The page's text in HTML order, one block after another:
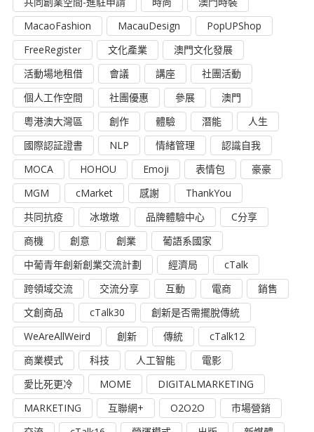
MacaoFashion
MacauDesign
PopUPShop
FreeRegister
文化產業
澳門文化發展
活動場地租借
會議 講座
社團活動
個人工作空間
社團優惠 參展
澳門
粵港澳大灣區
創作 體驗 潛能
人生
國際認証證書
NLP 情緒管理
認識自我
MOCA
HOHOU Emoji 表情包
豪豪
MGM
cMarket 感謝
ThankYou
共同抗疫
冰墩墩 品牌體驗中心
C分享
商機
創意 創業
葡語系國家
中葡青年創新創業交流計劃
經濟局
cTalk
跨領域交流
交流分享 互動 電商
銷售
文創商品
cTalk30
創新是否需擺脫傳統
WeAreAllWeird
創新 傳統
cTalk12
商業模式
科技 人工智能
電影
愛比死更冷
MOME
DIGITALMARKETING
MARKETING
互聯網+ O2O2O
市場營銷